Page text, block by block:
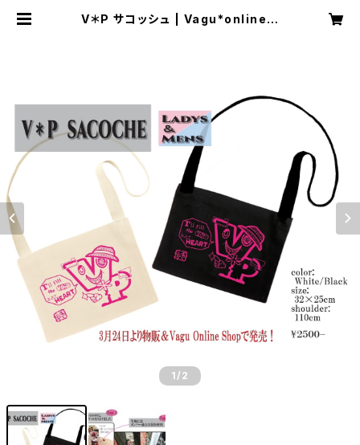
V＊P サコッシュ | Vagu*online s
1 /2